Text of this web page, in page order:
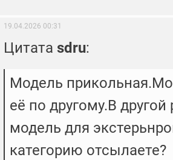
19.04.2026 00:31
Цитата sdru:
Модель
её по другому.В
модель для
категорию отсылаете?